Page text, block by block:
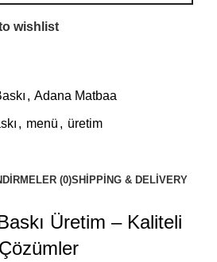
wishlist
, Adana Matbaa
, menü , üretim
(0)SHIPPING & DELIVERY
Üretim – Kaliteli